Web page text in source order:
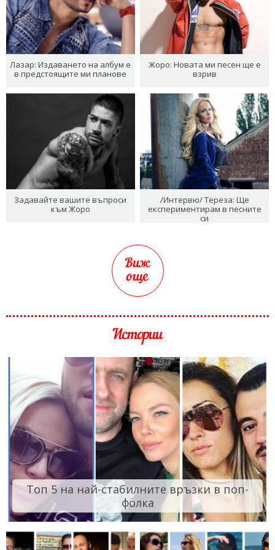
Лазар: Издаването на албум е
в предстоящите ми планове
Жоро: Новата ми песен ще е
взрив
Задавайте вашите въпроси
към Жоро
/Интервю/ Тереза: Ще
експериментирам в песните
си
Виж
още
Истории
Топ 5 на най-стабилните връзки в поп-
фолка